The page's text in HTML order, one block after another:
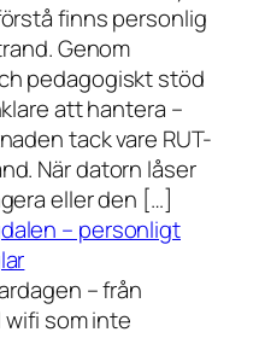
finns personlig
Genom
pedagogiskt stöd
att hantera –
tack vare RUT-
När datorn låser
eller den […]
– personligt
– från
som inte